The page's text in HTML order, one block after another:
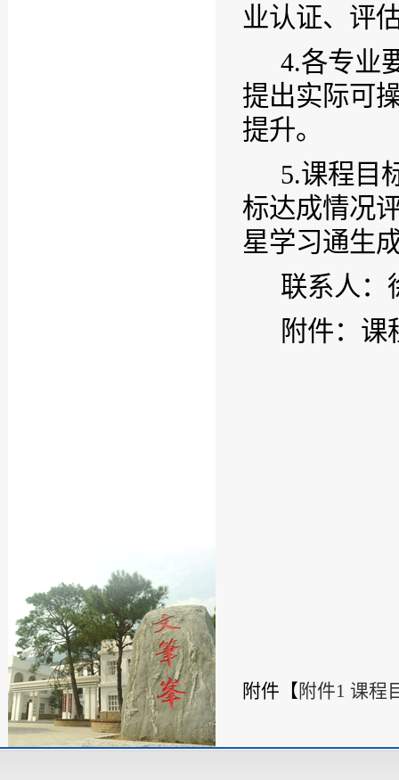
业认证、评
4.各专业
提出实际可
提升。
5.课程目
标达成情况
星学习通生
联系人：
附件： 课
附件【 附件1 课程